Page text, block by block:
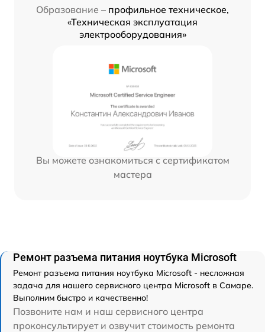
Образование – профильное техническое,
«Техническая эксплуатация
электрооборудования»
Вы можете ознакомиться с сертификатом
мастера
Ремонт разъема питания ноутбука Microsoft
Ремонт разъема питания ноутбука Microsoft - несложная
задача для нашего сервисного центра Microsoft в Самаре.
Выполним быстро и качественно!
Позвоните нам и наш сервисного центра
проконсультирует и озвучит стоимость ремонта